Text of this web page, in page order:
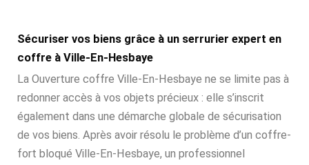
Sécuriser vos biens grâce à un serrurier expert en
coffre à Ville-En-Hesbaye
La Ouverture coffre Ville-En-Hesbaye ne se limite pas à
redonner accès à vos objets précieux : elle s’inscrit
également dans une démarche globale de sécurisation
de vos biens. Après avoir résolu le problème d’un coffre-
fort bloqué Ville-En-Hesbaye, un professionnel